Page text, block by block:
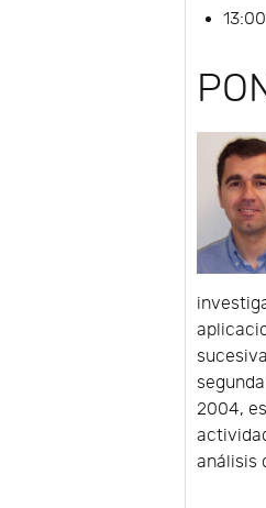
2004,
análisis